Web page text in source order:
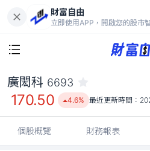
財富自由
立即使用APP，開啟您的股市
170.50
4.6%
廣閎科 6693
170.50 4.6% 最近更新時間：
個股概覽 財務報表